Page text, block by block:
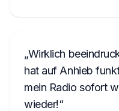
Wirklich
hat auf Anhieb
mein Radio sofort
wieder!